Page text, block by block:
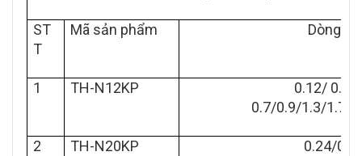
ST
T
Mã sản phẩm Dòng
1 TH-N12KP
0.12/
0.7/0.9/1.3/1.7/
2 TH-N20KP
0.24/